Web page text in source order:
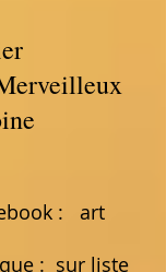
: art
: sur liste